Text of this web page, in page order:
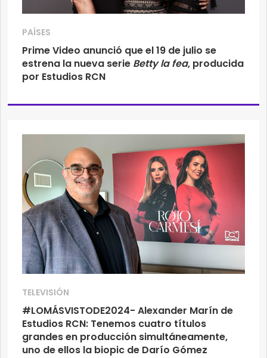
PAÍSES
Prime Video anunció que el 19 de julio se
estrena la nueva serie Betty la fea, producida
por Estudios RCN
TELEVISIÓN
#LOMÁSVISTODE2024- Alexander Marín de
Estudios RCN: Tenemos cuatro títulos
grandes en producción simultáneamente,
uno de ellos la biopic de Darío Gómez